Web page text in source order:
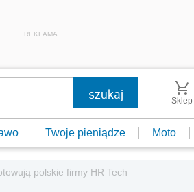
REKLAMA
Sklep
Twoje pieniądze Moto
polskie firmy HR Tech